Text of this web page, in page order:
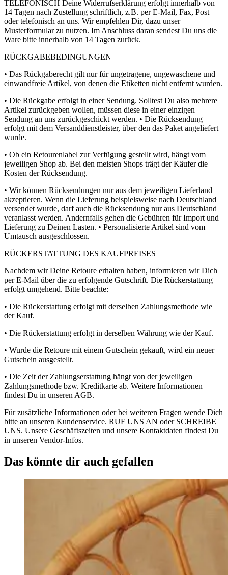
TELEFONISCH Deine Widerrufserklärung erfolgt innerhalb von
14 Tagen nach Zustellung schriftlich, z.B. per E-Mail, Fax, Post
oder telefonisch an uns. Wir empfehlen Dir, dazu unser
Musterformular zu nutzen. Im Anschluss daran sendest Du uns die
Ware bitte innerhalb von 14 Tagen zurück.
RÜCKGABEBEDINGUNGEN
• Das Rückgaberecht gilt nur für ungetragene, ungewaschene und
einwandfreie Artikel, von denen die Etiketten nicht entfernt wurden.
• Die Rückgabe erfolgt in einer Sendung. Solltest Du also mehrere
Artikel zurückgeben wollen, müssen diese in einer einzigen
Sendung an uns zurückgeschickt werden. • Die Rücksendung
erfolgt mit dem Versanddienstleister, über den das Paket angeliefert
wurde.
• Ob ein Retourenlabel zur Verfügung gestellt wird, hängt vom
jeweiligen Shop ab. Bei den meisten Shops trägt der Käufer die
Kosten der Rücksendung.
• Wir können Rücksendungen nur aus dem jeweiligen Lieferland
akzeptieren. Wenn die Lieferung beispielsweise nach Deutschland
versendet wurde, darf auch die Rücksendung nur aus Deutschland
veranlasst werden. Andernfalls gehen die Gebühren für Import und
Lieferung zu Deinen Lasten. • Personalisierte Artikel sind vom
Umtausch ausgeschlossen.
RÜCKERSTATTUNG DES KAUFPREISES
Nachdem wir Deine Retoure erhalten haben, informieren wir Dich
per E-Mail über die zu erfolgende Gutschrift. Die Rückerstattung
erfolgt umgehend. Bitte beachte:
• Die Rückerstattung erfolgt mit derselben Zahlungsmethode wie
der Kauf.
• Die Rückerstattung erfolgt in derselben Währung wie der Kauf.
• Wurde die Retoure mit einem Gutschein gekauft, wird ein neuer
Gutschein ausgestellt.
• Die Zeit der Zahlungserstattung hängt von der jeweiligen
Zahlungsmethode bzw. Kreditkarte ab. Weitere Informationen
findest Du in unseren AGB.
Für zusätzliche Informationen oder bei weiteren Fragen wende Dich
bitte an unseren Kundenservice. RUF UNS AN oder SCHREIBE
UNS. Unsere Geschäftszeiten und unsere Kontaktdaten findest Du
in unseren Vendor-Infos.
Das könnte dir auch gefallen